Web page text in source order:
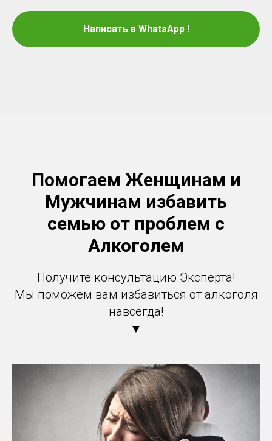
Написать в WhatsApp !
Помогаем Женщинам и
Мужчинам избавить
семью от проблем с
Алкоголем
Получите консультацию Эксперта!
Мы поможем вам избавиться от алкоголя
навсегда!
▼